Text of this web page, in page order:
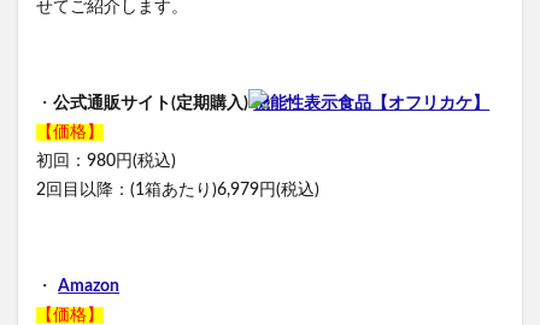
せてご紹介します。
・ 公式通販サイト(定期購入) 機能性表示食品【オフリカケ】
【価格】
初回：980円(税込)
2回目以降：(1箱あたり)6,979円(税込)
・
Amazon
【価格】